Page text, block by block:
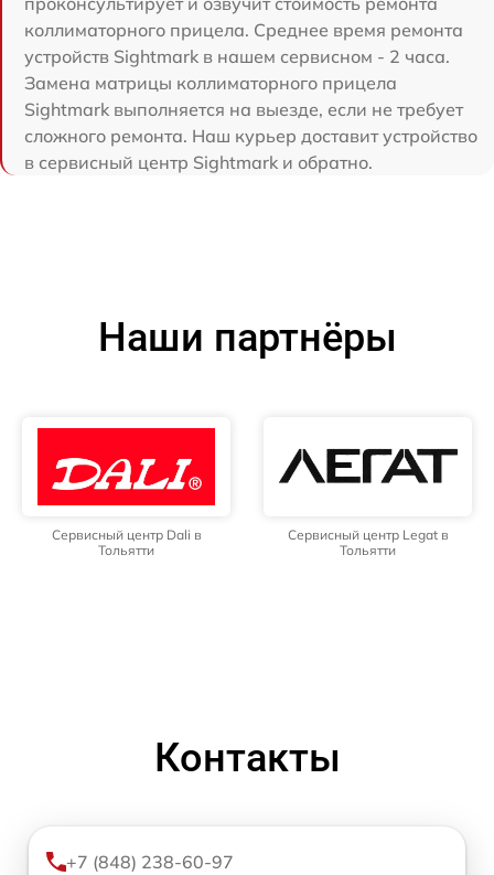
коллиматорного прицела. Среднее время ремонта
устройств Sightmark в нашем сервисном - 2 часа.
Замена матрицы коллиматорного прицела
Sightmark выполняется на выезде, если не требует
сложного ремонта. Наш курьер доставит устройство
в сервисный центр Sightmark и обратно.
Наши партнёры
Сервисный центр Dali в
Тольятти
Сервисный центр Legat в
Тольятти
Контакты
+7 (848) 238-60-97